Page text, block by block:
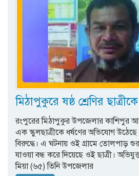
মিঠাপুকুরে ষষ্ঠ শ্রেণির
রংপুরের মিঠাপুকুর উপজেলার কাশিপুর
এক স্কুলছাত্রীকে ধর্ষণের অভিযোগ
বিরুদ্ধে। এ ঘটনায় ওই গ্রামে তোলপাড়
যাওয়া বন্ধ করে দিয়েছে ওই ছাত্রী।
মিয়া (৬৫) তিনি উপজেলার